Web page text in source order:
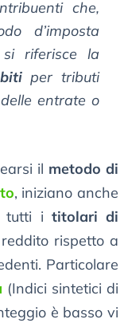
che,
d’imposta
riferisce la
per tributi
entrate o
il metodo di
, iniziano anche
tutti i titolari di
rispetto a
Particolare
(Indici sintetici di
è basso vi